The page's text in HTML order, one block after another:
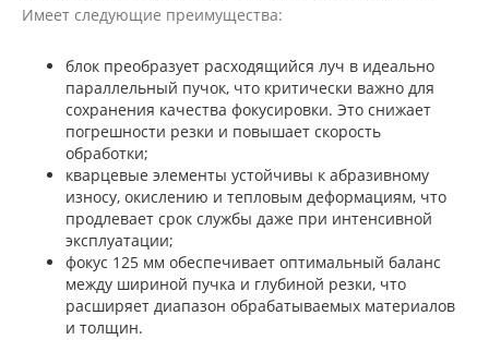
Имеет следующие преимущества:
блок преобразует расходящийся луч в идеально
параллельный пучок, что критически важно для
сохранения качества фокусировки. Это снижает
погрешности резки и повышает скорость
обработки;
кварцевые элементы устойчивы к абразивному
износу, окислению и тепловым деформациям, что
продлевает срок службы даже при интенсивной
эксплуатации;
фокус 125 мм обеспечивает оптимальный баланс
между шириной пучка и глубиной резки, что
расширяет диапазон обрабатываемых материалов
и толщин.